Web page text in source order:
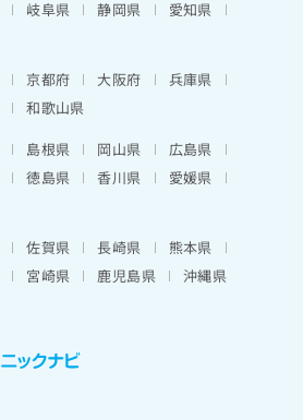
岐阜県 静岡県
愛知県
京都府 大阪府
兵庫県
和歌山県
島根県 岡山県
広島県
徳島県 香川県
愛媛県
佐賀県 長崎県
熊本県
宮崎県 鹿児島県 沖縄県